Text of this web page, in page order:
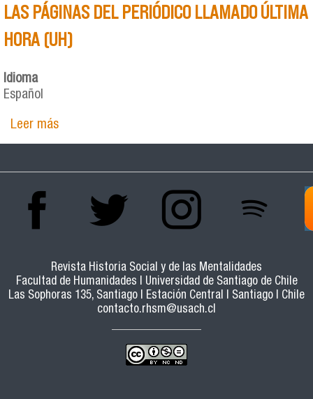
LAS PÁGINAS DEL PERIÓDICO LLAMADO ÚLTIMA
HORA (UH)
Idioma
Español
Leer mássobre EL GOBIERNO DE JÂNIO QUADROS A
TRAVÉS DE LAS PÁGINAS DEL PERIÓDICO
Revista Historia Social y de las Mentalidades
Facultad de Humanidades | Universidad de Santiago de Chile
Las Sophoras 135, Santiago | Estación Central | Santiago | Chile
contacto.rhsm@usach.cl